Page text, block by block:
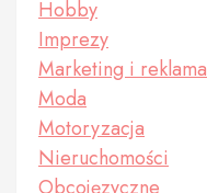
Hobby
Imprezy
Marketing i reklama
Moda
Motoryzacja
Nieruchomości